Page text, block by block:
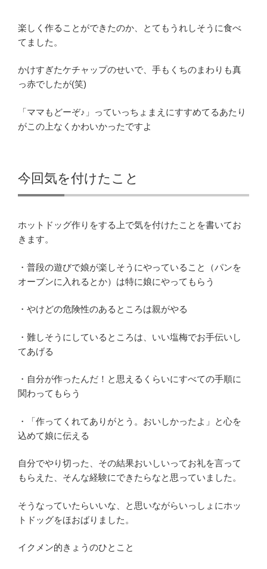
楽しく作ることができたのか、とてもうれしそうに食べ
てました。
かけすぎたケチャップのせいで、手もくちのまわりも真
っ赤でしたが(笑)
「ママもどーぞ♪」っていっちょまえにすすめてるあたり
がこの上なくかわいかったですよ
今回気を付けたこと
ホットドッグ作りをする上で気を付けたことを書いてお
きます。
・普段の遊びで娘が楽しそうにやっていること（パンを
オーブンに入れるとか）は特に娘にやってもらう
・やけどの危険性のあるところは親がやる
・難しそうにしているところは、いい塩梅でお手伝いし
てあげる
・自分が作ったんだ！と思えるくらいにすべての手順に
関わってもらう
・「作ってくれてありがとう。おいしかったよ」と心を
込めて娘に伝える
自分でやり切った、その結果おいしいってお礼を言って
もらえた、そんな経験にできたらなと思っていました。
そうなっていたらいいな、と思いながらいっしょにホッ
トドッグをほおばりました。
イクメン的きょうのひとこと